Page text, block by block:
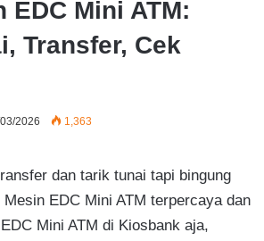
EDC Mini ATM:
Transfer, Cek
2026 1,363
dan tarik tunai tapi bingung
EDC Mini ATM terpercaya dan
Mini ATM di Kiosbank aja,